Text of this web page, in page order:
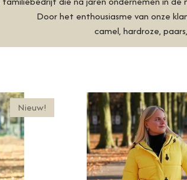
Door het enthousiasme van onze
camel, hardroze,
Nieuw!